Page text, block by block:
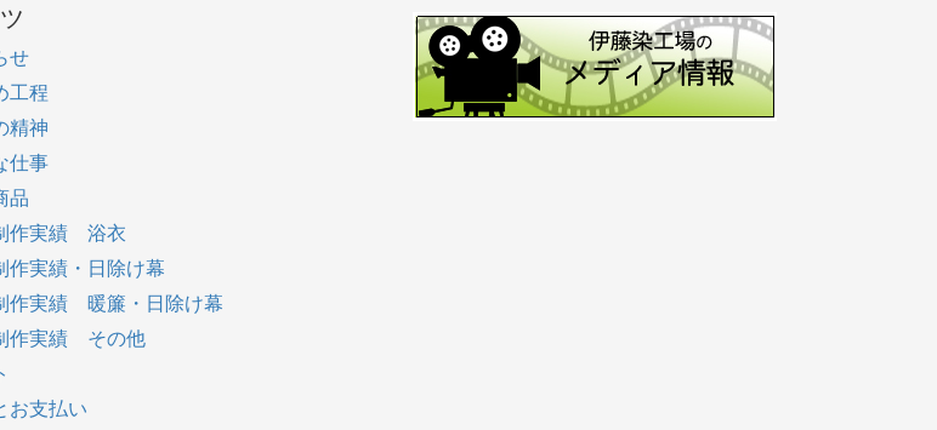
せ
工程
精神
仕事
品
作実績 浴衣
作実績・日除け幕
作実績 暖簾・日除け幕
作実績 その他
お支払い